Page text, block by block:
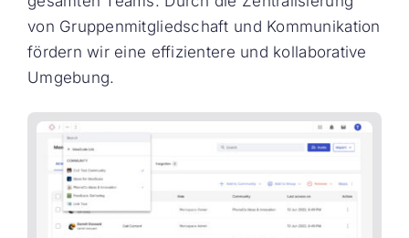
von Gruppenmitgliedschaft und Kommunikation
fördern wir eine effizientere und kollaborative
Umgebung.